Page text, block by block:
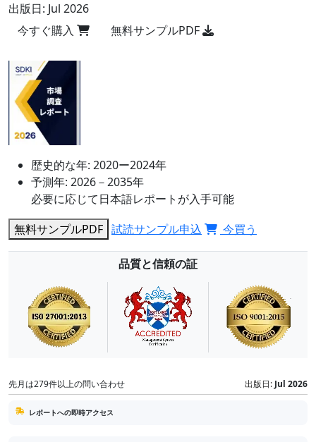
出版日: Jul 2026
今すぐ購入
無料サンプルPDF
歴史的な年: 2020ー2024年
予測年: 2026－2035年
必要に応じて日本語レポートが入手可能
無料サンプルPDF 試読サンプル申込 今買う
品質と信頼の証
先月は279件以上の問い合わせ 出版日: Jul 2026
レポートへの即時アクセス